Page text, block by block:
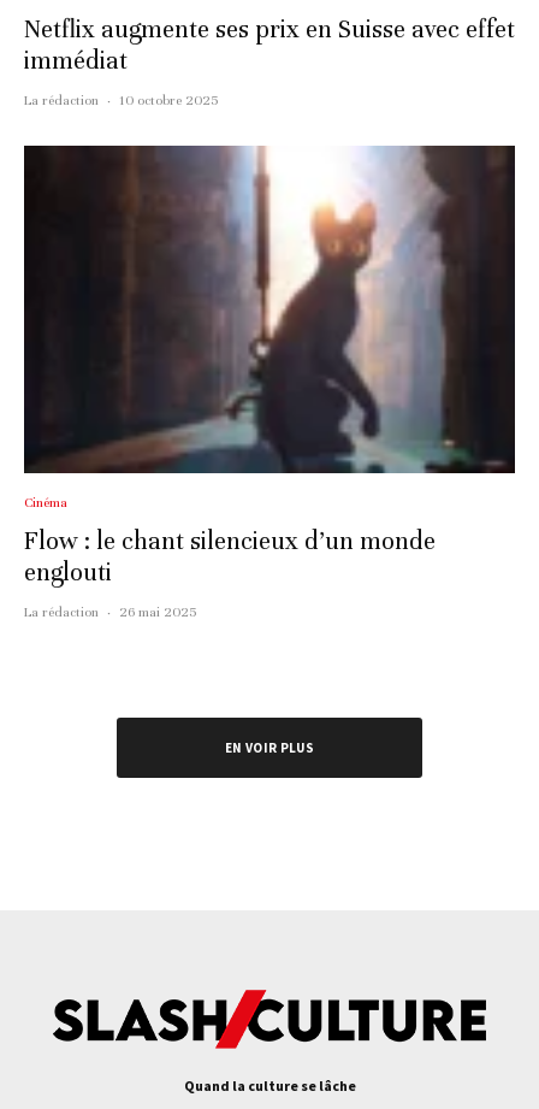
Netflix augmente ses prix en Suisse avec effet
immédiat
La rédaction · 10 octobre 2025
Cinéma
Flow : le chant silencieux d’un monde
englouti
La rédaction · 26 mai 2025
EN VOIR PLUS
Quand la culture se lâche